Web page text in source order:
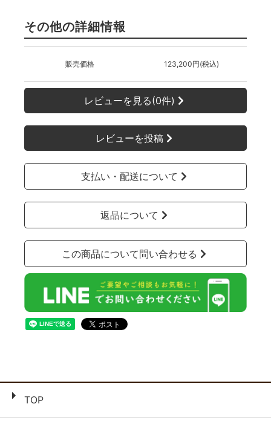
その他の詳細情報
販売価格 123,200円(税込)
レビューを見る(0件)
レビューを投稿
支払い・配送について
返品について
この商品について問い合わせる
TOP